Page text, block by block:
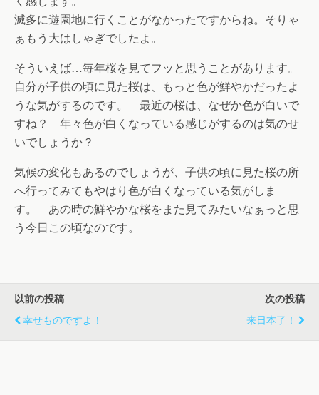
滅多に遊園地に行くことがなかったですからね。そりゃ
ぁもう大はしゃぎでしたよ。
そういえば…毎年桜を見てフッと思うことがあります。
自分が子供の頃に見た桜は、もっと色が鮮やかだったよ
うな気がするのです。 最近の桜は、なぜか色が白いで
すね？ 年々色が白くなっている感じがするのは気のせ
いでしょうか？
気候の変化もあるのでしょうが、子供の頃に見た桜の所
へ行ってみてもやはり色が白くなっている気がしま
す。 あの時の鮮やかな桜をまた見てみたいなぁっと思
う今日この頃なのです。
以前の投稿
幸せものですよ！
次の投稿
来日本了！